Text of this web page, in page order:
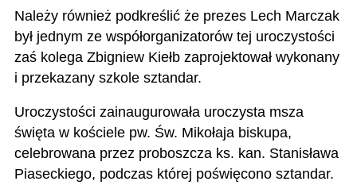
Należy również podkreślić że prezes Lech Marczak
był jednym ze współorganizatorów tej uroczystości
zaś kolega Zbigniew Kiełb zaprojektował wykonany
i przekazany szkole sztandar.
Uroczystości zainaugurowała uroczysta msza
święta w kościele pw. Św. Mikołaja biskupa,
celebrowana przez proboszcza ks. kan. Stanisława
Piaseckiego, podczas której poświęcono sztandar.